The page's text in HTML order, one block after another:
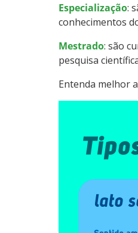
Especialização:
conhecimentos
Mestrado: são
pesquisa
Entenda melhor